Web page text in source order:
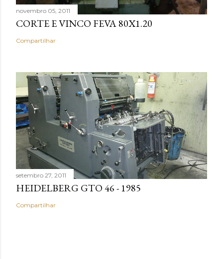
novembro 05, 2011
CORTE E VINCO FEVA 80X1.20
Compartilhar
setembro 27, 2011
HEIDELBERG GTO 46 - 1985
Compartilhar